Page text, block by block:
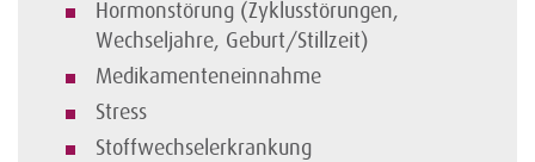
Hormonstörung (Zyklusstörungen,
Wechseljahre, Geburt/Stillzeit)
Medikamenteneinnahme
Stress
Stoffwechselerkrankung